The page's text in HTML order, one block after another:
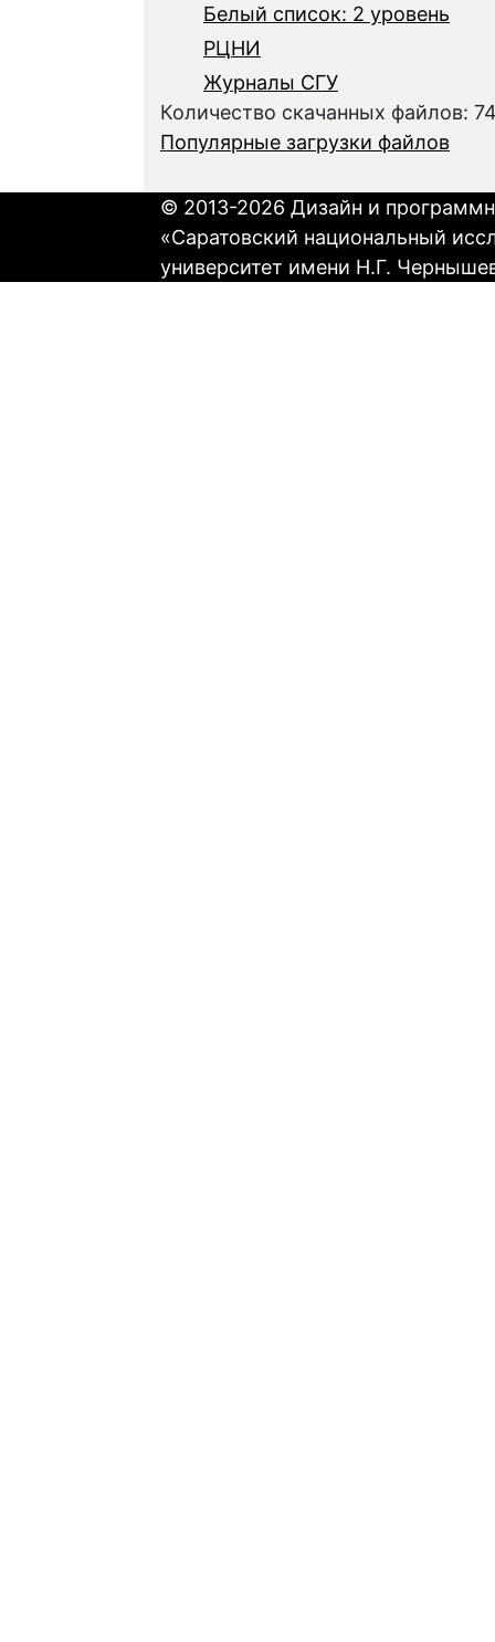
Белый список: 2 уровень
РЦНИ
Журналы СГУ
Количество скачанных файлов:
Популярные загрузки файлов
© 2013-2026 Дизайн и
«Саратовский национальный
университет имени Н.Г.